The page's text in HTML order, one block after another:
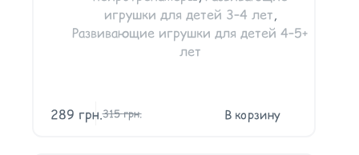
игрушки для детей 3–4 лет
Развивающие игрушки для детей 4–5+
лет
315грн.
289 грн. В корзину